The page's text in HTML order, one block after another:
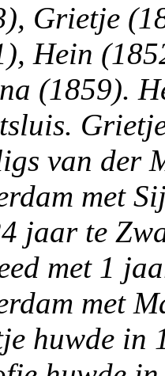
Grietje
Hein
(1859).
van der
met
jaar te
met 1
met
huwde in